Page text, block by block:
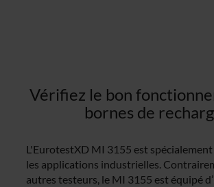
Vérifiez le bon
bornes de
L'EurotestXD MI 3155 est
les applications industrielles.
autres testeurs, le MI 3155 est équipé